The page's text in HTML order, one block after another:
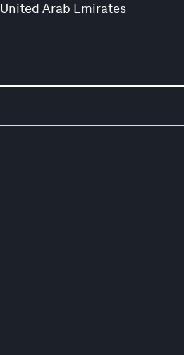
United Arab Emirates